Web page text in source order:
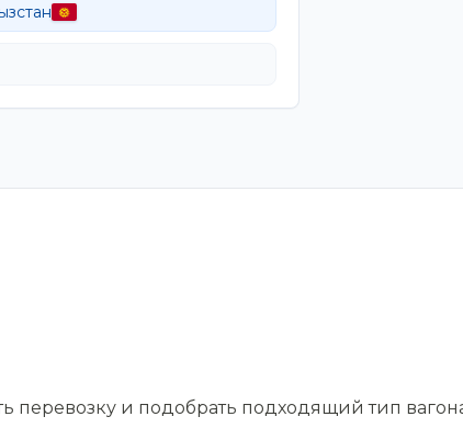
перевозку и подобрать подходящий тип